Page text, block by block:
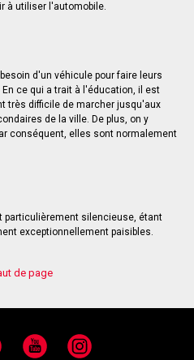
à utiliser l'automobile.
d'un véhicule pour faire leurs
ce qui a trait à l'éducation, il est
très difficile de marcher jusqu'aux
de la ville. De plus, on y
conséquent, elles sont normalement
particulièrement silencieuse, étant
exceptionnellement paisibles.
de page
YouTube Instagram